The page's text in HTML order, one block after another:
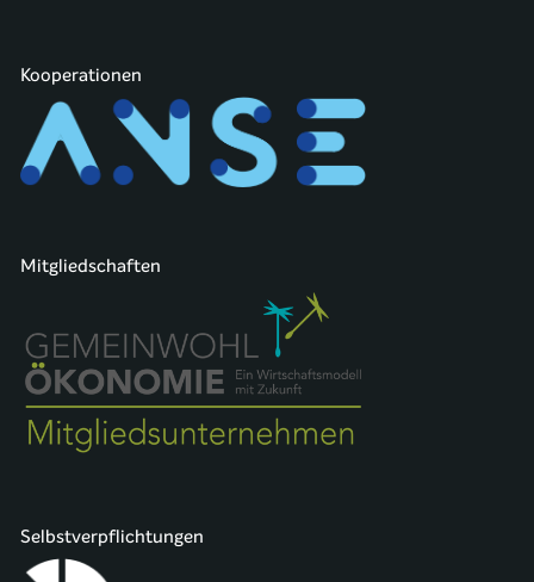
Kooperationen
Mitgliedschaften
Selbstverpflichtungen